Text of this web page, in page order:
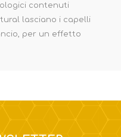
contenuti
lasciano i capelli
per un effetto